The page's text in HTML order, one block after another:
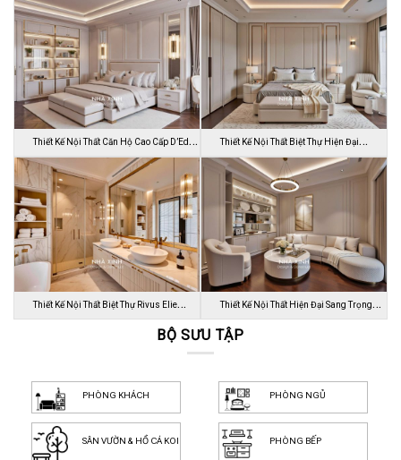
Gran… Sang…
Thiết Kế Nội Thất Căn Hộ Cao Cấp D’Edge
…
Thiết Kế Nội Thất Biệt Thự Hiện Đại
Luca…
Thiết Kế Nội Thất Biệt Thự Rivus Elie Thiết Kế Nội Thất Hiện Đại Sang Trọng
Dự…
BỘ SƯU TẬP
PHÒNG KHÁCH PHÒNG NGỦ
SÂN VƯỜN & HỒ CÁ KOI PHÒNG BẾP